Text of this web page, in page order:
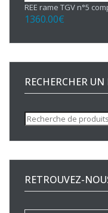
REE rame TGV n°5
1360.00€
RECHERCHER
Recherche
pour :
RETROUVEZ-